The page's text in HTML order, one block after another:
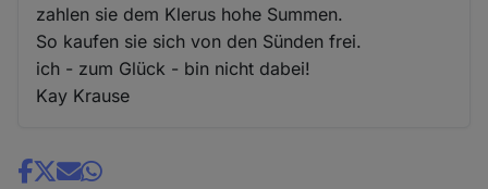
zahlen sie dem Klerus hohe Summen.
So kaufen sie sich von den Sünden frei.
ich - zum Glück - bin nicht dabei!
Kay Krause